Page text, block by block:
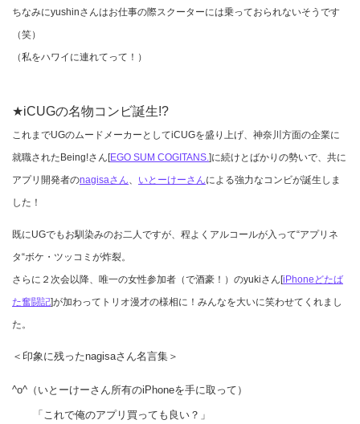
ちなみにyushinさんはお仕事の際スクーターには乗っておられないそうです
（笑）
（私をハワイに連れてって！）
★iCUGの名物コンビ誕生!?
これまでUGのムードメーカーとしてiCUGを盛り上げ、神奈川方面の企業に
就職されたBeing!さん[EGO SUM COGITANS. ]に続けとばかりの勢いで、共に
アプリ開発者のnagisaさん いとーけーさんによる強力なコンビが誕生しま
した！
既にUGでもお馴染みのお二人ですが、程よくアルコールが入って“アプリネ
タ“ボケ・ツッコミが炸裂。
さらに２次会以降、唯一の女性参加者（で酒豪！）のyukiさん[iPhoneどたば
た奮闘記]が加わってトリオ漫才の様相に！みんなを大いに笑わせてくれまし
た。
＜印象に残ったnagisaさん名言集＞
^o^（いとーけーさん所有のiPhoneを手に取って）
「これで俺のアプリ買っても良い？」